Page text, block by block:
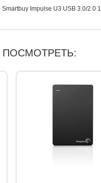
Impulse U3 USB 3.0/2.0